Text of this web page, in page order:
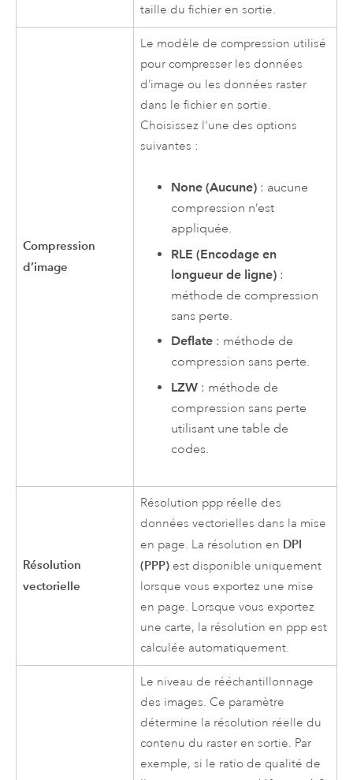
taille du fichier en sortie.
Compression
d’image
Le modèle de compression utilisé
pour compresser les données
d’image ou les données raster
dans le fichier en sortie.
Choisissez l'une des options
suivantes :
None (Aucune) : aucune
compression n’est
appliquée.
RLE (Encodage en
longueur de ligne) :
méthode de compression
sans perte.
Deflate : méthode de
compression sans perte.
LZW : méthode de
compression sans perte
utilisant une table de
codes.
Résolution
vectorielle
Résolution ppp réelle des
données vectorielles dans la mise
en page. La résolution en DPI
(PPP) est disponible uniquement
lorsque vous exportez une mise
en page. Lorsque vous exportez
une carte, la résolution en ppp est
calculée automatiquement.
Le niveau de rééchantillonnage
des images. Ce paramètre
détermine la résolution réelle du
contenu du raster en sortie. Par
exemple, si le ratio de qualité de